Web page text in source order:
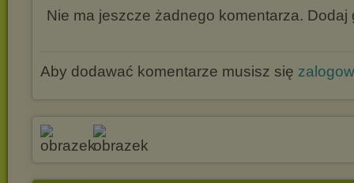
Nie ma jeszcze żadnego komentarza. Dodaj
Aby dodawać komentarze musisz się